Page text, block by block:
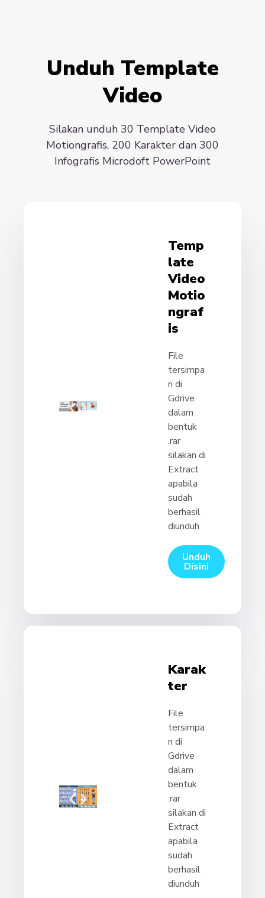
Unduh Template
Video
Silakan unduh 30 Template Video
Motiongrafis, 200 Karakter dan 300
Infografis Microdoft PowerPoint
Temp
Late
Video
Motio
Ngraf
Is
File
tersimpa
n di
Gdrive
dalam
bentuk
.rar
silakan di
Extract
apabila
sudah
berhasil
diunduh
Unduh
Disini
Karak
Ter
File
tersimpa
n di
Gdrive
dalam
bentuk
.rar
silakan di
Extract
apabila
sudah
berhasil
diunduh